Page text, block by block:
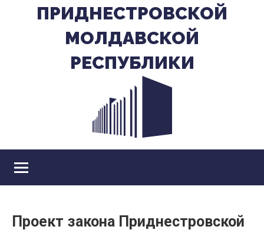
ПРИДНЕСТРОВСКОЙ
МОЛДАВСКОЙ
РЕСПУБЛИКИ
Проект закона Приднестровской